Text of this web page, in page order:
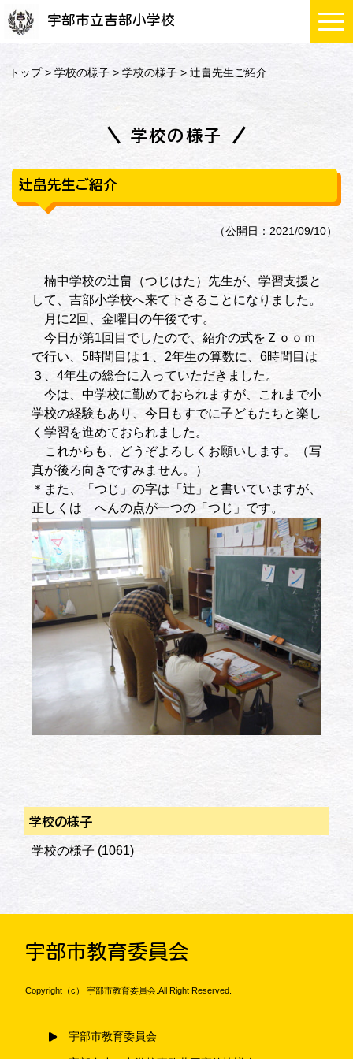
宇部市立吉部小学校
トップ>学校の様子 >学校の様子 > 辻畠先生ご紹介
学校の様子
辻畠先生ご紹介
（公開日：2021/09/10）
楠中学校の辻畠（つじはた）先生が、学習支援と
して、吉部小学校へ来て下さることになりました。
月に2回、金曜日の午後です。
今日が第1回目でしたので、紹介の式をＺｏｏｍ
で行い、5時間目は１、2年生の算数に、6時間目は
３、4年生の総合に入っていただきました。
今は、中学校に勤めておられますが、これまで小
学校の経験もあり、今日もすでに子どもたちと楽し
く学習を進めておられました。
これからも、どうぞよろしくお願いします。（写
真が後ろ向きですみません。）
＊また、「つじ」の字は「辻」と書いていますが、
正しくは へんの点が一つの「つじ」です。
学校の様子
学校の様子 (1061)
宇部市教育委員会
Copyright（c） 宇部市教育委員会.All Right Reserved.
宇部市教育委員会